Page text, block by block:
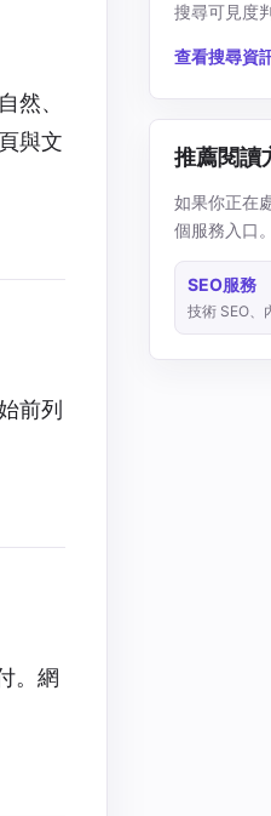
然、
與文
前列
。網
搜尋可見度
查看搜尋資
推薦閱讀
如果你正在
個服務入口。
SEO服務
技術 SEO、